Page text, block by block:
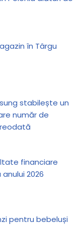
în Târgu
stabilește un
număr de
financiare
2026
pentru bebeluși